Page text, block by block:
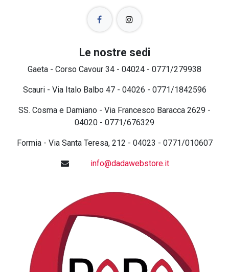
Le nostre sedi
Gaeta - Corso Cavour 34 - 04024 - 0771/279938
Scauri - Via Italo Balbo 47 - 04026 - 0771/1842596
SS. Cosma e Damiano - Via Francesco Baracca 2629 -
04020 - 0771/676329
Formia - Via Santa Teresa, 212 - 04023 - 0771/010607
info@dadawebstore.it